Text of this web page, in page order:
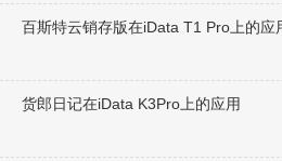
百斯特云销存版在iData T1 Pro上的应
货郎日记在iData K3Pro上的应用